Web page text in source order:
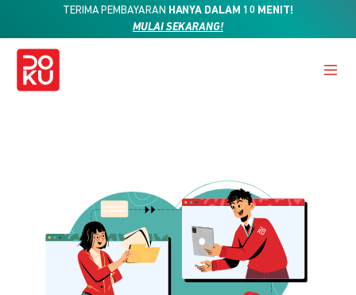
TERIMA PEMBAYARAN HANYA DALAM 10 MENIT!
MULAI SEKARANG!